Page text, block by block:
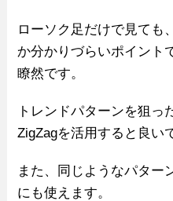
ローソク足だけで見ても
か分かりづらいポイント
瞭然です。
トレンドパターンを狙っ
ZigZagを活用すると良い
また、同じようなパター
にも使えます。